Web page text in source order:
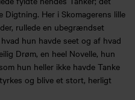
Her i Skomagerens lille
rullede en ubegrændset
hun havde seet og af hvad
Drøm, en heel Novelle, hun
hun heller ikke havde Tanke
og blive et stort, herligt